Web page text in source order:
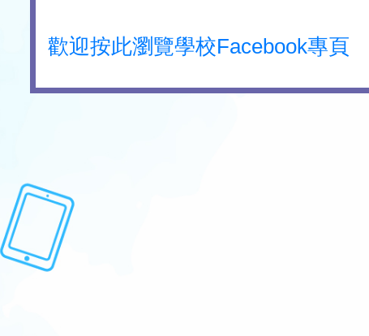
歡迎按此瀏覽學校Facebook專頁